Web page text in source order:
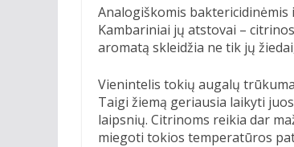
Analogiškomis baktericidinėmis
Kambariniai jų atstovai –
aromatą skleidžia ne tik jų
Vienintelis tokių augalų
Taigi žiemą geriausia laikyti
laipsnių. Citrinoms reikia dar
miegoti tokios temperatūros